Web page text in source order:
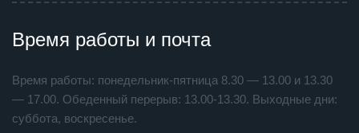
Время работы и почта
Время работы: понедельник-пятница 8.30 — 13.00 и 13.30
— 17.00. Обеденный перерыв: 13.00-13.30. Выходные дни:
суббота, воскресенье.